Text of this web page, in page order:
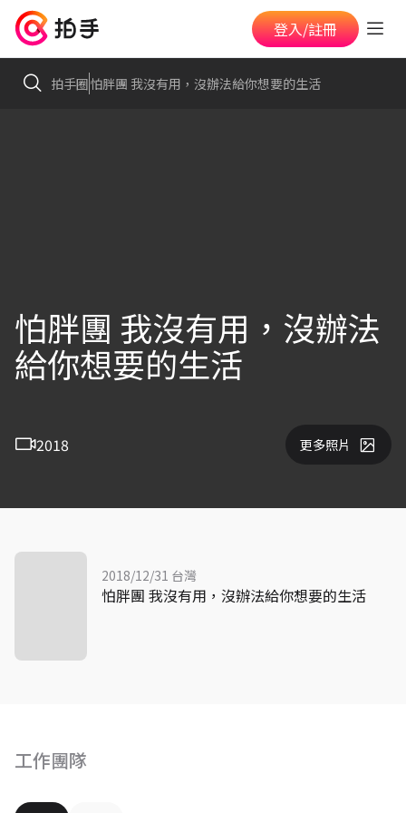
登入/註冊
拍手圈怕胖團 我沒有用，沒辦法給你想要的生活
怕胖團 我沒有用，沒辦法
給你想要的生活
2018 更多照片
工作團隊
2018/12/31 台灣
怕胖團 我沒有用，沒辦法給你想要的生活